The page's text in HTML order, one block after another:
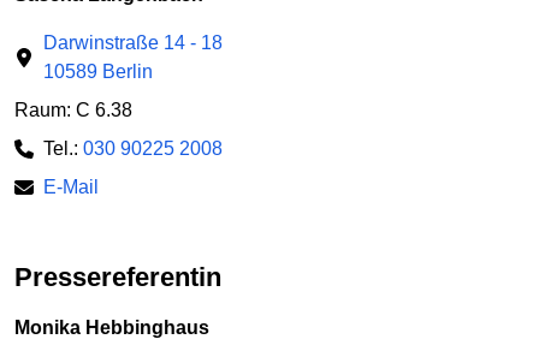
Darwinstraße 14 - 18
10589 Berlin
Raum: C 6.38
Tel.: 030 90225 2008
E-Mail
Pressereferentin
Monika Hebbinghaus